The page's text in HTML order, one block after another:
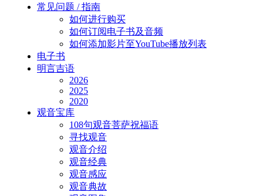
常见问题 / 指南
如何进行购买
如何订阅电子书及音频
如何添加影片至YouTube播放列表
电子书
明言吉语
2026
2025
2020
观音宝库
108句观音菩萨祝福语
寻找观音
观音介绍
观音经典
观音感应
观音典故